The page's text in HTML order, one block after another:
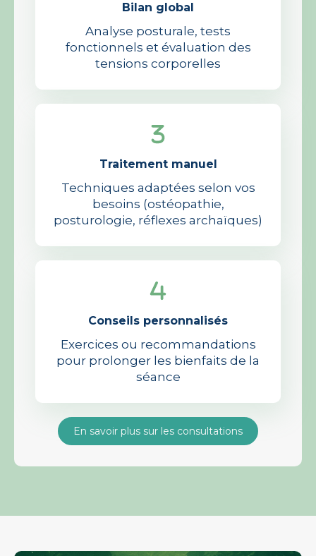
Bilan global
Analyse posturale, tests
fonctionnels et évaluation des
tensions corporelles
Traitement manuel
Techniques adaptées selon vos
besoins (ostéopathie,
posturologie, réflexes archaïques)
Conseils personnalisés
Exercices ou recommandations
pour prolonger les bienfaits de la
séance
En savoir plus sur les consultations